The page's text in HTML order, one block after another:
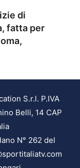
di
fatta per
S.r.l. P.IVA
Belli, 14 CAP
N° 262 del